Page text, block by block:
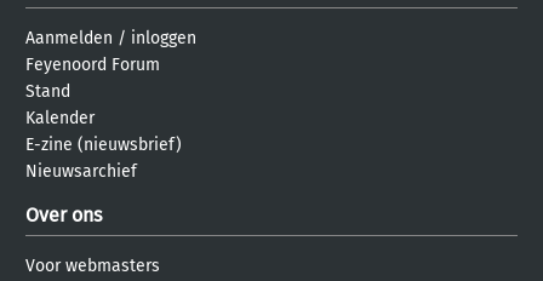
Aanmelden / inloggen
Feyenoord Forum
Stand
Kalender
E-zine (nieuwsbrief)
Nieuwsarchief
Over ons
Voor webmasters